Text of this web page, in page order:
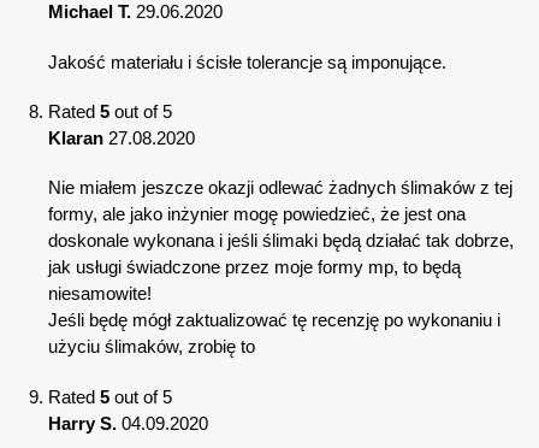
Michael T. 29.06.2020
Jakość materiału i ścisłe tolerancje są imponujące.
Rated 5 out of 5
Klaran 27.08.2020
Nie miałem jeszcze okazji odlewać żadnych ślimaków z tej
formy, ale jako inżynier mogę powiedzieć, że jest ona
doskonale wykonana i jeśli ślimaki będą działać tak dobrze,
jak usługi świadczone przez moje formy mp, to będą
niesamowite!
Jeśli będę mógł zaktualizować tę recenzję po wykonaniu i
użyciu ślimaków, zrobię to
Rated 5 out of 5
Harry S. 04.09.2020